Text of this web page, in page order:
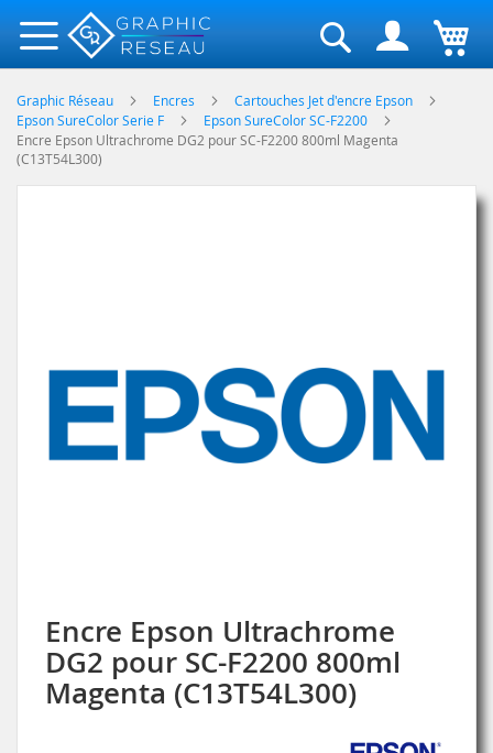
Rechercher
Graphic Réseau Encres
Cartouches Jet d'encre Epson
Epson SureColor Serie F
Epson SureColor SC-F2200
Encre Epson Ultrachrome DG2 pour SC-F2200 800ml Magenta
(C13T54L300)
Encre Epson Ultrachrome
DG2 pour SC-F2200 800ml
Magenta (C13T54L300)
gallery
Skip
to
the
beginning